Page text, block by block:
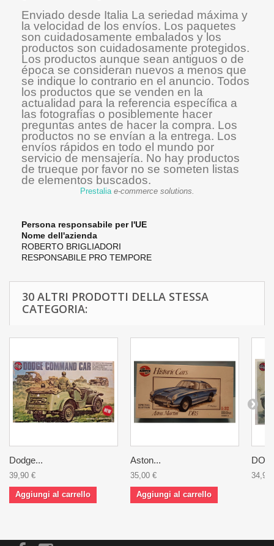
Enviado desde Italia La seriedad máxima y
la velocidad de los envíos. Los paquetes
son cuidadosamente embalados y los
productos son cuidadosamente protegidos.
Los productos aunque sean antiguos o de
época se consideran nuevos a menos que
se indique lo contrario en el anuncio. Todos
los productos que se venden en la
actualidad para la referencia específica a
las fotografías o posiblemente hacer
preguntas antes de hacer la compra. Los
productos no se envían a la entrega. Los
envíos rápidos en todo el mundo por
servicio de mensajería. No hay productos
de trueque por favor no se someten listas
de elementos buscados.
Prestalia e-commerce solutions.
Persona responsabile per l'UE
Nome dell'azienda
ROBERTO BRIGLIADORI
RESPONSABILE PRO TEMPORE
30 ALTRI PRODOTTI DELLA STESSA
CATEGORIA:
Dodge...
39,90 €
Aggiungi al carrello
Aston...
35,00 €
Aggiungi al carrello
34,90